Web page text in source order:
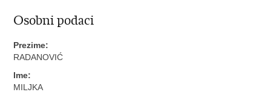
Osobni podaci
Prezime:
RADANOVIĆ
Ime:
MILJKA